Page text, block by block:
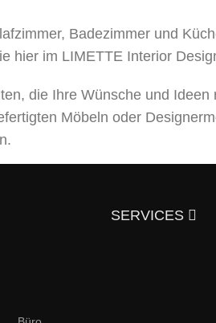
Badezimmer und
hier im LIMETTE Interior
die Ihre Wünsche und
Möbeln oder
Hier finden Sie elegante,
SERVICES